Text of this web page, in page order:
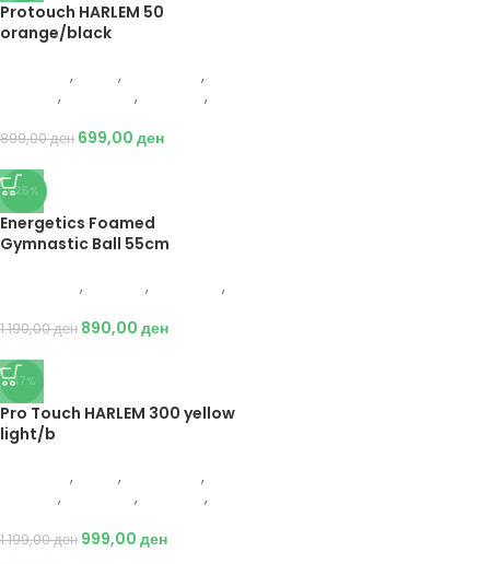
Protouch HARLEM 50
orange/black
, ,
,
, ,
,
899,00ден 699,00 ден
-25%
Energetics Foamed
Gymnastic Ball 55cm
, ,
,
1.190,00ден 890,00 ден
-17%
Pro Touch HARLEM 300 yellow
light/b
, ,
,
, ,
,
1.199,00ден 999,00 ден